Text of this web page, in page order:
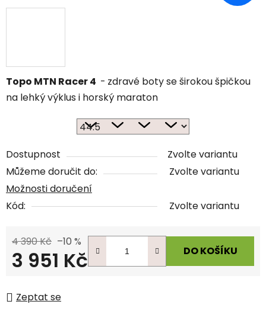
Topo MTN Racer 4 - zdravé boty se širokou špičkou
na lehký výklus i horský maraton
Dostupnost
Zvolte variantu
Můžeme doručit do:
Zvolte variantu
Možnosti doručení
Kód:
Zvolte variantu
4 390 Kč –10 %
3 951 Kč DO KOŠÍKU
Zeptat se